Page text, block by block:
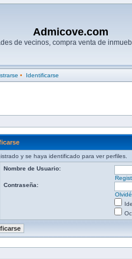
Admicove.com
de vecinos, compra venta de
• Identificarse
y se haya identificado para ver perfiles.
Nombre de Usuario:
Contraseña: